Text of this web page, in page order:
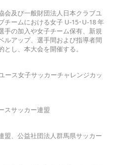
会及び一般財団法人日本クラブユ
チームにおける女子 U-15･U-18 年
手の加入や女子チーム保有、新規
ルアップ、選手間および指導者間
し、本大会を開催する。
ース女子サッカーチャレンジカッ
スサッカー連盟
盟、公益社団法人群馬県サッカー